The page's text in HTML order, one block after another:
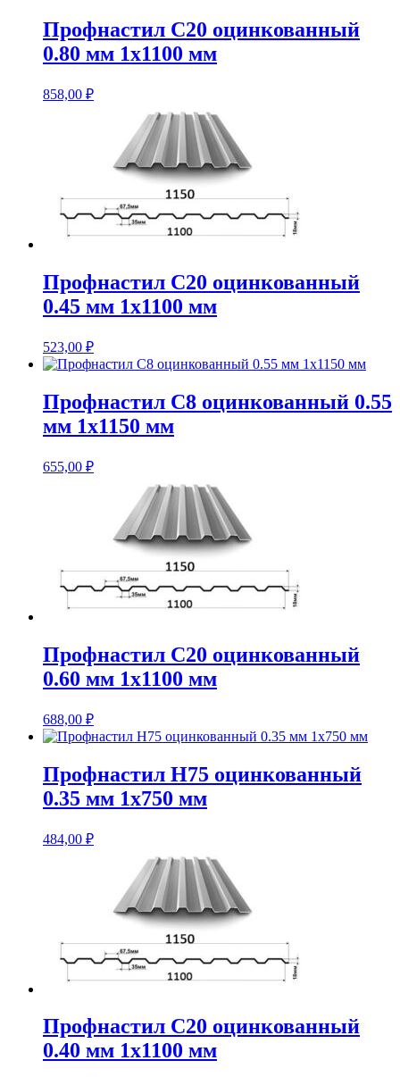
Профнастил С20 оцинкованный
0.80 мм 1х1100 мм
858,00 ₽
Профнастил С20 оцинкованный
0.45 мм 1х1100 мм
523,00 ₽
Профнастил С8 оцинкованный 0.55
мм 1х1150 мм
655,00 ₽
Профнастил С20 оцинкованный
0.60 мм 1х1100 мм
688,00 ₽
Профнастил Н75 оцинкованный
0.35 мм 1х750 мм
484,00 ₽
Профнастил С20 оцинкованный
0.40 мм 1х1100 мм